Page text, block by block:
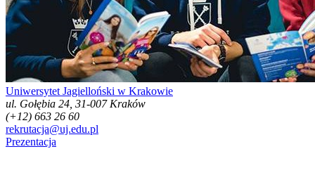
Uniwersytet Jagielloński w Krakowie
ul. Gołębia 24, 31-007 Kraków
(+12) 663 26 60
rekrutacja@uj.edu.pl
Prezentacja